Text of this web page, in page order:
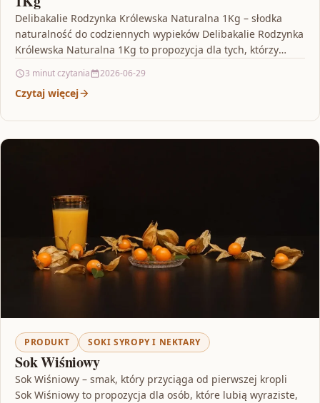
Delibakalie Rodzynka Królewska Naturalna 1Kg – słodka
naturalność do codziennych wypieków Delibakalie Rodzynka
Królewska Naturalna 1Kg to propozycja dla tych, którzy
3 minut czytania 2026-06-29
Czytaj więcej
PRODUKT SOKI SYROPY I NEKTARY
Sok Wiśniowy
Sok Wiśniowy – smak, który przyciąga od pierwszej kropli
Sok Wiśniowy to propozycja dla osób, które lubią wyraziste,